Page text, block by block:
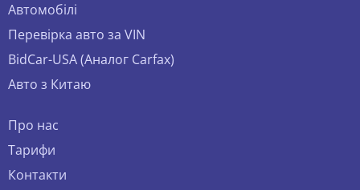
Автомобілі
Перевірка авто за VIN
BidCar-USA (Аналог Carfax)
Авто з Китаю
Про нас
Тарифи
Контакти